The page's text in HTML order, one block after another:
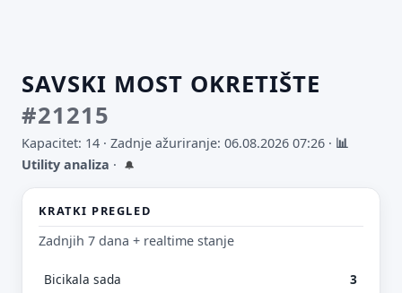
SAVSKI MOST OKRETIŠTE
#21215
Kapacitet: 14 · Zadnje ažuriranje: 06.08.2026 07:26 · 📊
Utility analiza · 🔔
KRATKI PREGLED
Zadnjih 7 dana + realtime stanje
Bicikala sada
3